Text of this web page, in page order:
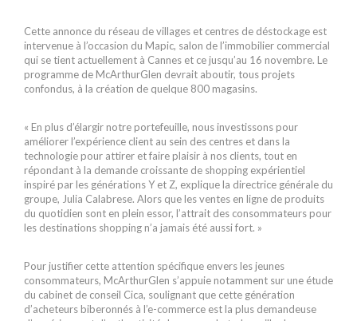
Cette annonce du réseau de villages et centres de déstockage est
intervenue à l’occasion du Mapic, salon de l’immobilier commercial
qui se tient actuellement à Cannes et ce jusqu’au 16 novembre. Le
programme de McArthurGlen devrait aboutir, tous projets
confondus, à la création de quelque 800 magasins.
« En plus d’élargir notre portefeuille, nous investissons pour
améliorer l’expérience client au sein des centres et dans la
technologie pour attirer et faire plaisir à nos clients, tout en
répondant à la demande croissante de shopping expérientiel
inspiré par les générations Y et Z, explique la directrice générale du
groupe, Julia Calabrese. Alors que les ventes en ligne de produits
du quotidien sont en plein essor, l’attrait des consommateurs pour
les destinations shopping n’a jamais été aussi fort. »
Pour justifier cette attention spécifique envers les jeunes
consommateurs, McArthurGlen s’appuie notamment sur une étude
du cabinet de conseil Cica, soulignant que cette génération
d’acheteurs biberonnés à l’e-commerce est la plus demandeuse